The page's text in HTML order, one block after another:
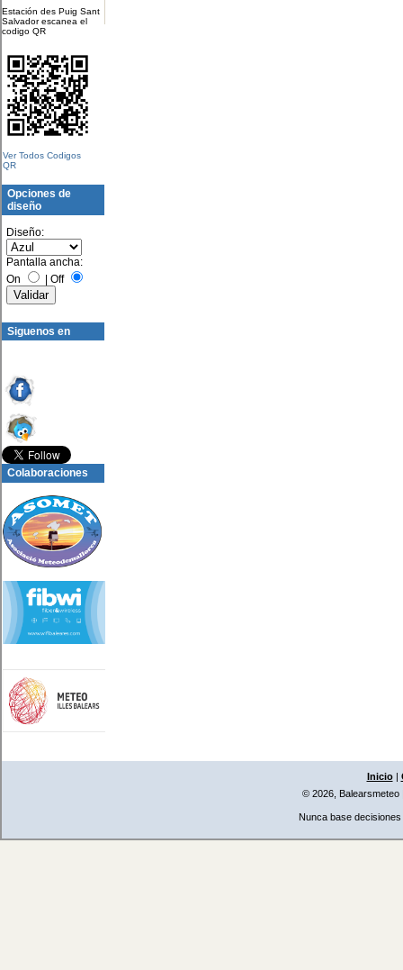
Estación des Puig Sant
Salvador escanea el
codigo QR
Ver Todos Codigos
QR
Opciones de
diseño
Diseño:
Pantalla ancha:
On
Off
Siguenos en
Colaboraciones
Inicio|
© 2026, Balearsmeteo
Nunca base